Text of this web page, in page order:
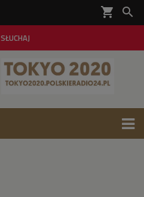
shopping_cart 
SŁUCHAJ
